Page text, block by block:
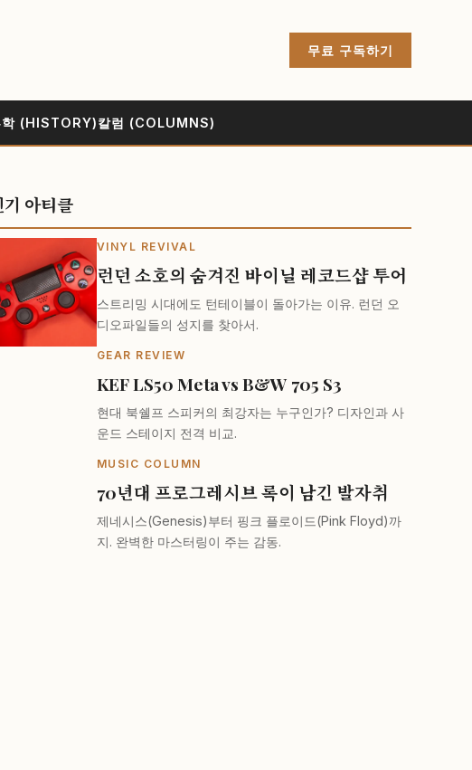
무료 구독하기
학 (HISTORY)칼럼 (COLUMNS)
기 아티클
VINYL REVIVAL
런던 소호의 숨겨진 바이닐 레코드샵 투어
스트리밍 시대에도 턴테이블이 돌아가는 이유. 런던 오
디오파일들의 성지를 찾아서.
GEAR REVIEW
KEF LS50 Meta vs B&W 705 S3
현대 북쉘프 스피커의 최강자는 누구인가? 디자인과 사
운드 스테이지 전격 비교.
MUSIC COLUMN
70년대 프로그레시브 록이 남긴 발자취
제네시스(Genesis)부터 핑크 플로이드(Pink Floyd)까
지. 완벽한 마스터링이 주는 감동.